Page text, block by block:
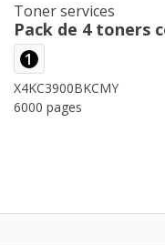
Toner services
Pack de 4 toners
1
X4KC3900BKCMY
6000 pages